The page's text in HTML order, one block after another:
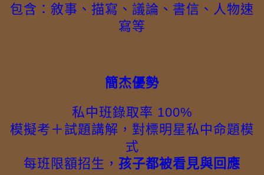
包含：敘事、描寫、議論、書信、人物速
寫等
簡杰優勢
私中班錄取率 100%
模擬考＋試題講解，對標明星私中命題模
式
每班限額招生， 孩子都被看見與回應